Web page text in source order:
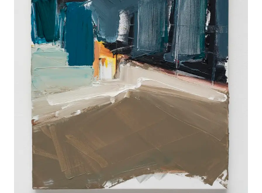
TEXTOS
SOBRE
CLIPPING
CONTATO